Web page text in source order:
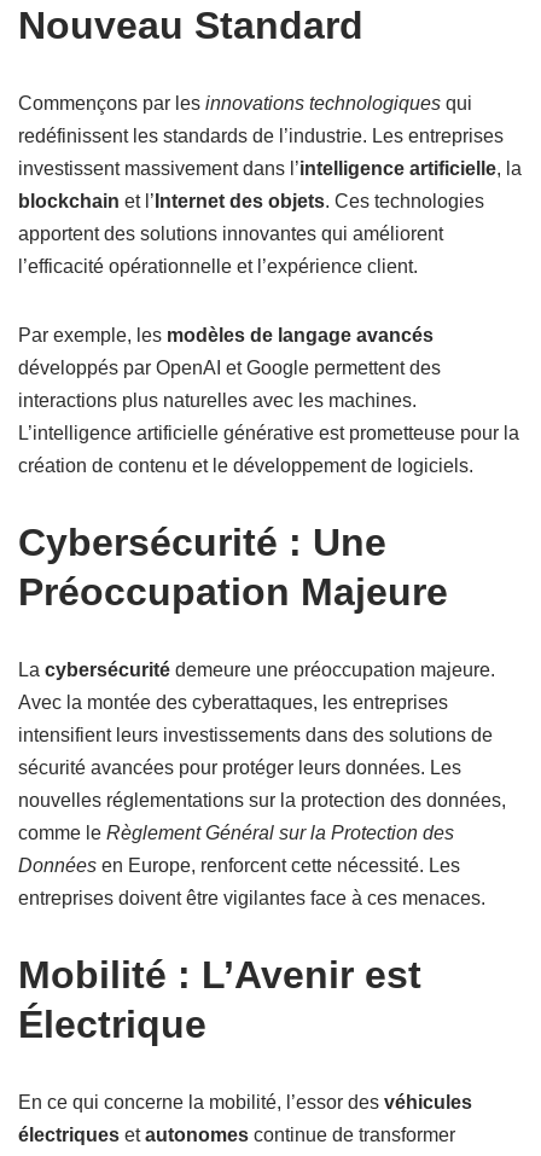
Nouveau Standard
Commençons par les innovations technologiques qui
redéfinissent les standards de l’industrie. Les entreprises
investissent massivement dans l’intelligence artificielle, la
blockchain et l’ Internet des objets. Ces technologies
apportent des solutions innovantes qui améliorent
l’efficacité opérationnelle et l’expérience client.
Par exemple, les modèles de langage avancés
développés par OpenAI et Google permettent des
interactions plus naturelles avec les machines.
L’intelligence artificielle générative est prometteuse pour la
création de contenu et le développement de logiciels.
Cybersécurité : Une
Préoccupation Majeure
La cybersécurité demeure une préoccupation majeure.
Avec la montée des cyberattaques, les entreprises
intensifient leurs investissements dans des solutions de
sécurité avancées pour protéger leurs données. Les
nouvelles réglementations sur la protection des données,
comme le Règlement Général sur la Protection des
Données en Europe, renforcent cette nécessité. Les
entreprises doivent être vigilantes face à ces menaces.
Mobilité : L’Avenir est
Électrique
En ce qui concerne la mobilité, l’essor des véhicules
électriques etautonomes continue de transformer